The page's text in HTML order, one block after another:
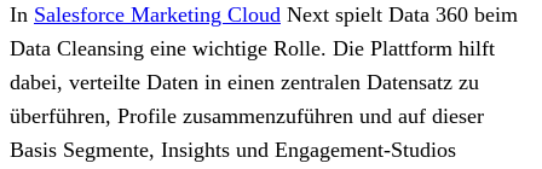
In Salesforce Marketing Cloud Next spielt Data 360 beim
Data Cleansing eine wichtige Rolle. Die Plattform hilft
dabei, verteilte Daten in einen zentralen Datensatz zu
überführen, Profile zusammenzuführen und auf dieser
Basis Segmente, Insights und Engagement-Studios